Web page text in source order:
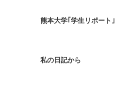
熊本大学｢学生リポート｣
私の日記から